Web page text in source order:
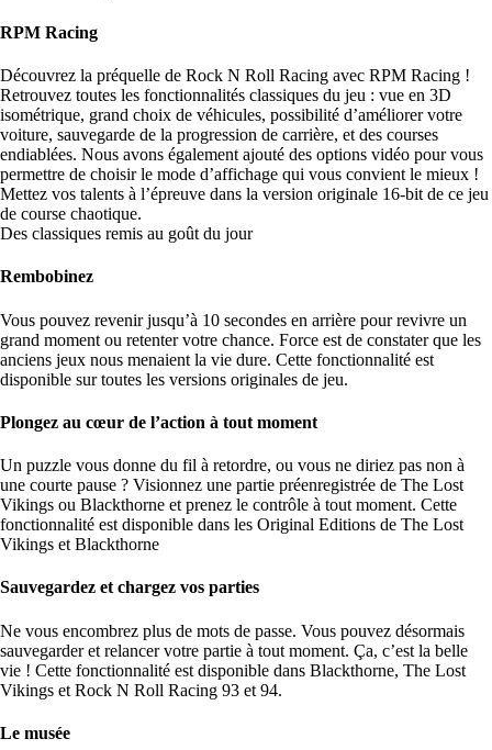
RPM Racing
Découvrez la préquelle de Rock N Roll Racing avec RPM Racing !
Retrouvez toutes les fonctionnalités classiques du jeu : vue en 3D
isométrique, grand choix de véhicules, possibilité d’améliorer votre
voiture, sauvegarde de la progression de carrière, et des courses
endiablées. Nous avons également ajouté des options vidéo pour vous
permettre de choisir le mode d’affichage qui vous convient le mieux !
Mettez vos talents à l’épreuve dans la version originale 16-bit de ce jeu
de course chaotique.
Des classiques remis au goût du jour
Rembobinez
Vous pouvez revenir jusqu’à 10 secondes en arrière pour revivre un
grand moment ou retenter votre chance. Force est de constater que les
anciens jeux nous menaient la vie dure. Cette fonctionnalité est
disponible sur toutes les versions originales de jeu.
Plongez au cœur de l’action à tout moment
Un puzzle vous donne du fil à retordre, ou vous ne diriez pas non à
une courte pause ? Visionnez une partie préenregistrée de The Lost
Vikings ou Blackthorne et prenez le contrôle à tout moment. Cette
fonctionnalité est disponible dans les Original Editions de The Lost
Vikings et Blackthorne
Sauvegardez et chargez vos parties
Ne vous encombrez plus de mots de passe. Vous pouvez désormais
sauvegarder et relancer votre partie à tout moment. Ça, c’est la belle
vie ! Cette fonctionnalité est disponible dans Blackthorne, The Lost
Vikings et Rock N Roll Racing 93 et 94.
Le musée